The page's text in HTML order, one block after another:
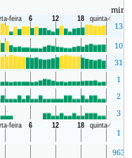
min
13
10
31
1
2
3
1
963